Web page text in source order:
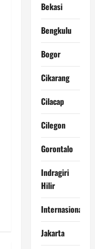
Bekasi
Bengkulu
Bogor
Cikarang
Cilacap
Cilegon
Gorontalo
Indragiri
Hilir
Internasional
Jakarta